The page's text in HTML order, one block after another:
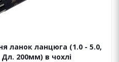
ланок ланцюга (1.0 - 5.0,
200мм) в чохлі